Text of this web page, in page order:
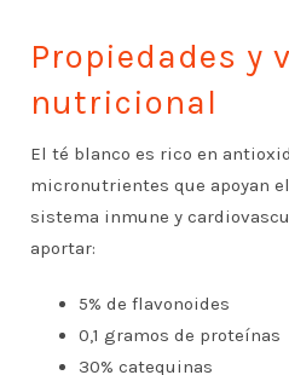
Propiedades y
nutricional
El té blanco es rico en
micronutrientes que apoyan
sistema inmune y
aportar:
5% de flavonoides
0,1 gramos de proteínas
30% catequinas